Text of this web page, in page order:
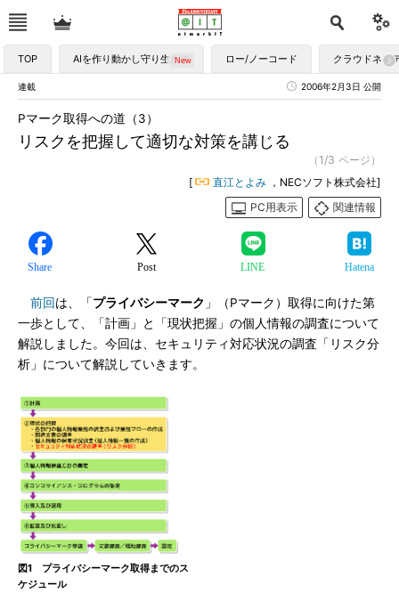
TOP AIを作り動かし守り生かす ロー/ノーコード クラウドネイ
連載 2006年2月3日 公開
リスクを把握して適切な対策を講じる
Pマーク取得への道（3）
（1/3 ページ）
[
直江とよみ ，NECソフト株式会社]
PC用表示
関連情報
Share Post LINE Hatena
前回は、「プライバシーマーク 」（Pマーク）取得に向けた第
一歩として、「計画」と「現状把握」の個人情報の調査について
解説しました。今回は、セキュリティ対応状況の調査「リスク分
析」について解説していきます。
図1 プライバシーマーク取得までのス
ケジュール